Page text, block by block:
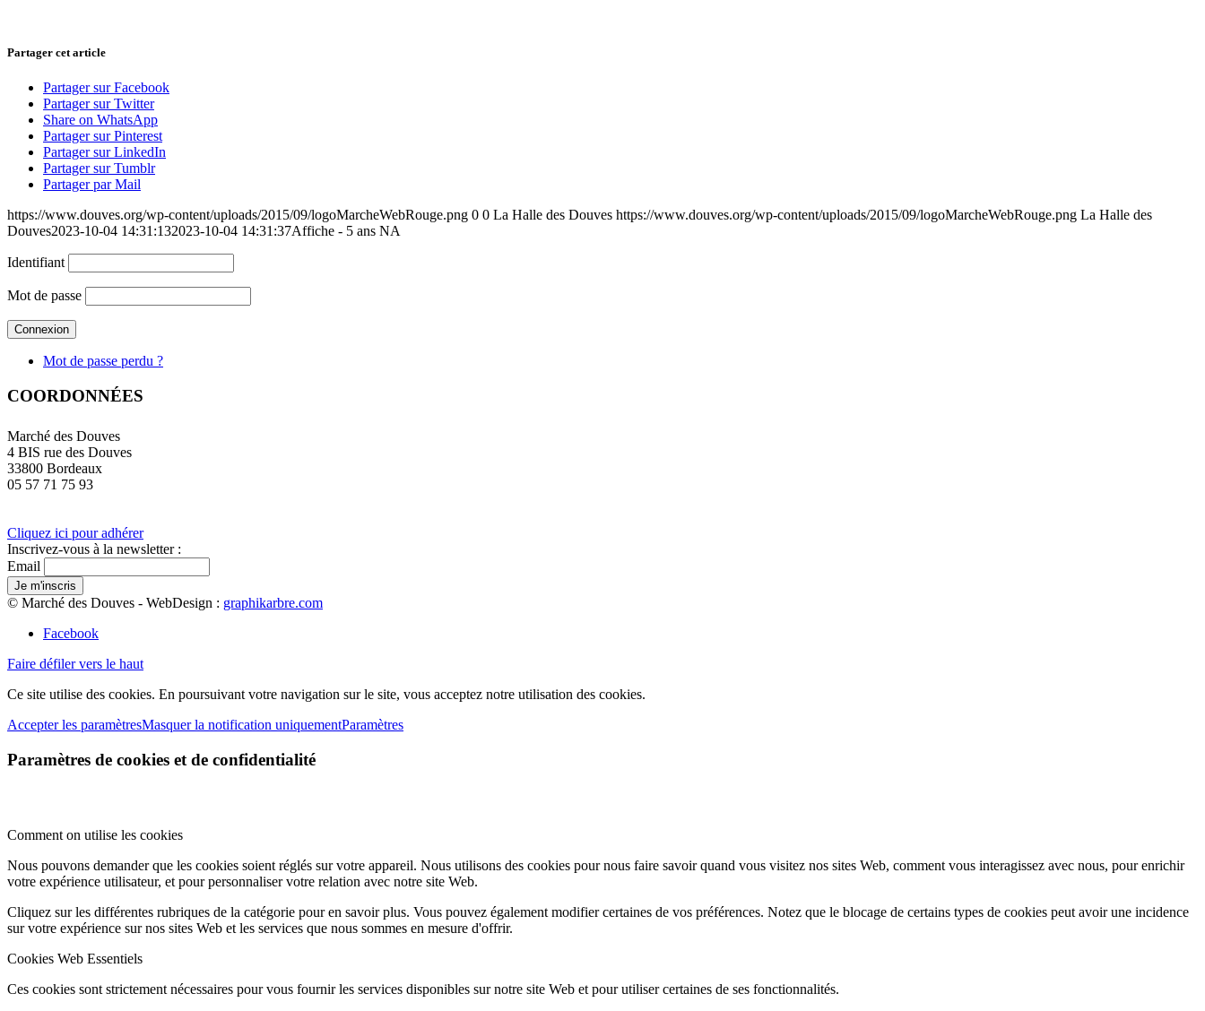
Partager cet article
Partager sur Facebook
Partager sur Twitter
Share on WhatsApp
Partager sur Pinterest
Partager sur LinkedIn
Partager sur Tumblr
Partager par Mail
https://www.douves.org/wp-content/uploads/2015/09/logoMarcheWebRouge.png 0 0 La Halle des Douves https://www.douves.org/wp-content/uploads/2015/09/logoMarcheWebRouge.png La Halle des
Douves2023-10-04 14:31:132023-10-04 14:31:37Affiche - 5 ans NA
Identifiant
Mot de passe
Mot de passe perdu ?
COORDONNÉES
Marché des Douves
4 BIS rue des Douves
33800 Bordeaux
05 57 71 75 93
Cliquez ici pour adhérer
Inscrivez-vous à la newsletter :
Email
© Marché des Douves - WebDesign : graphikarbre.com
Facebook
Faire défiler vers le haut
Ce site utilise des cookies. En poursuivant votre navigation sur le site, vous acceptez notre utilisation des cookies.
Accepter les paramètresMasquer la notification uniquementParamètres
Paramètres de cookies et de confidentialité
Comment on utilise les cookies
Nous pouvons demander que les cookies soient réglés sur votre appareil. Nous utilisons des cookies pour nous faire savoir quand vous visitez nos sites Web, comment vous interagissez avec nous, pour enrichir
votre expérience utilisateur, et pour personnaliser votre relation avec notre site Web.
Cliquez sur les différentes rubriques de la catégorie pour en savoir plus. Vous pouvez également modifier certaines de vos préférences. Notez que le blocage de certains types de cookies peut avoir une incidence
sur votre expérience sur nos sites Web et les services que nous sommes en mesure d'offrir.
Cookies Web Essentiels
Ces cookies sont strictement nécessaires pour vous fournir les services disponibles sur notre site Web et pour utiliser certaines de ses fonctionnalités.